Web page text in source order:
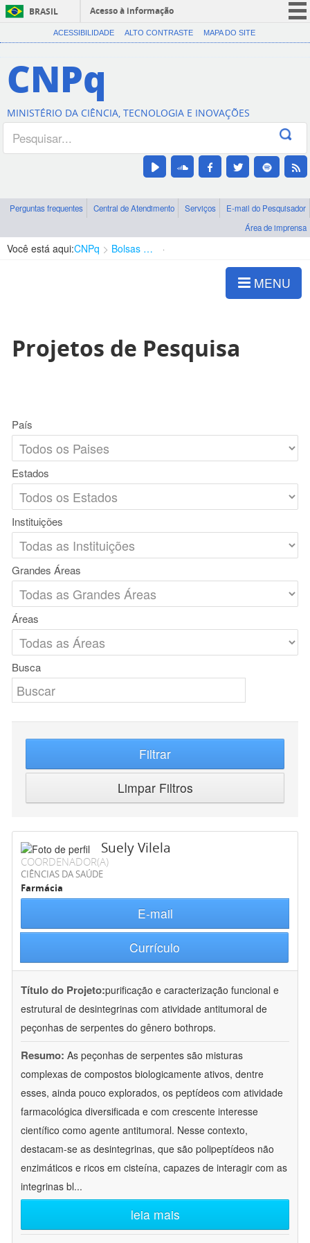
BRASIL
Acesso à informação
CORONAVÍRUS (COVID-19)
Canais
ACESSIBILIDADE ALTO CONTRASTE MAPA DO SITE
CNPq
MINISTÉRIO DA CIÊNCIA, TECNOLOGIA E INOVAÇÕES
Perguntas frequentes Central de Atendimento Serviços
E-mail do Pesquisador
Área de imprensa
Você está aqui:CNPq Bolsas e Auxílios Vigentes
MENU
Projetos de Pesquisa
País
Estados
Instituições
Grandes Áreas
Áreas
Busca
Filtrar
Limpar Filtros
Suely Vilela
COORDENADOR(A)
CIÊNCIAS DA SAÚDE
Farmácia
E-mail
Currículo
Título do Projeto:purificação e caracterização funcional e
estrutural de desintegrinas com atividade antitumoral de
peçonhas de serpentes do gênero bothrops.
Resumo: As peçonhas de serpentes são misturas
complexas de compostos biologicamente ativos, dentre
esses, ainda pouco explorados, os peptídeos com atividade
farmacológica diversificada e com crescente interesse
científico como agente antitumoral. Nesse contexto,
destacam-se as desintegrinas, que são polipeptídeos não
enzimáticos e ricos em cisteína, capazes de interagir com as
integrinas bl...
leia mais